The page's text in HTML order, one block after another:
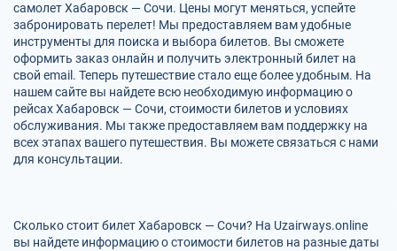
самолет Хабаровск — Сочи. Цены могут меняться, успейте
забронировать перелет! Мы предоставляем вам удобные
инструменты для поиска и выбора билетов. Вы сможете
оформить заказ онлайн и получить электронный билет на
свой email. Теперь путешествие стало еще более удобным. На
нашем сайте вы найдете всю необходимую информацию о
рейсах Хабаровск — Сочи, стоимости билетов и условиях
обслуживания. Мы также предоставляем вам поддержку на
всех этапах вашего путешествия. Вы можете связаться с нами
для консультации.
Сколько стоит билет Хабаровск — Сочи? На Uzairways.online
вы найдете информацию о стоимости билетов на разные даты